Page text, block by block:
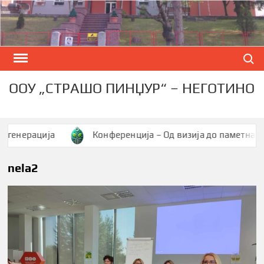
Skip
to
content
ООУ „СТРАШО ПИНЏУР“ – НЕГОТИНО
Конференција – Од визија до паметна
nela2